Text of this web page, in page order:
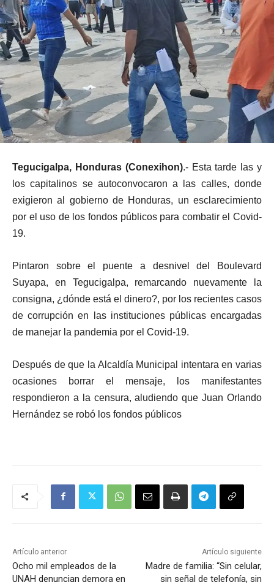
Tegucigalpa, Honduras (Conexihon).- Esta tarde las y
los capitalinos se autoconvocaron a las calles, donde
exigieron al gobierno de Honduras, un esclarecimiento
por el uso de los fondos públicos para combatir el Covid-
19.
Pintaron sobre el puente a desnivel del Boulevard
Suyapa, en Tegucigalpa, remarcando nuevamente la
consigna, ¿dónde está el dinero?, por los recientes casos
de corrupción en las instituciones públicas encargadas
de manejar la pandemia por el Covid-19.
Después de que la Alcaldía Municipal intentara en varias
ocasiones borrar el mensaje, los manifestantes
respondieron a la censura, aludiendo que Juan Orlando
Hernández se robó los fondos públicos
Artículo anterior
Ocho mil empleados de la
UNAH denuncian demora en
Artículo siguiente
Madre de familia: “Sin celular,
sin señal de telefonía, sin